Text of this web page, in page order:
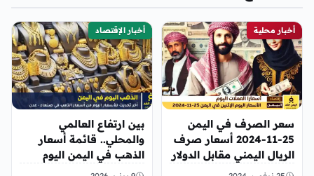
أخبار محلية
سعر الصرف في اليمن
25-11-2024 أسعار صرف
الريال اليمني مقابل الدولار
والريال السعودي اليوم
أخبار الإقتصاد
بين ارتفاع العالمي
والمحلي.. قائمة أسعار
الذهب في اليمن اليوم
الثلاثاء، 9 يونيو 2026